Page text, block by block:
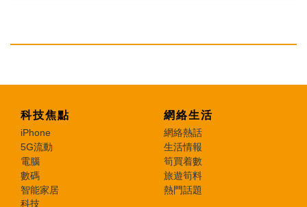
科技焦點
iPhone
5G流動
電腦
數碼
智能家居
科技
網絡生活
網絡熱話
生活情報
筍買着數
旅遊筍料
熱門話題